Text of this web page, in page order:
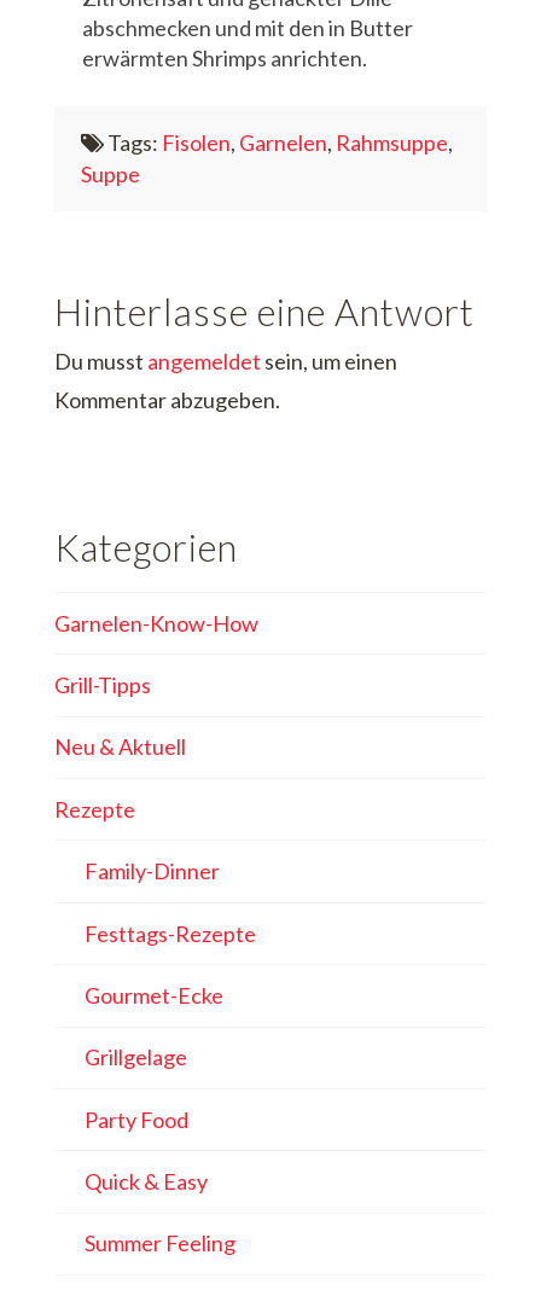
abschmecken und mit den in Butter
erwärmten Shrimps anrichten.
Tags: Fisolen, Garnelen, Rahmsuppe,
Suppe
Hinterlasse eine Antwort
Du musst angemeldet sein, um einen
Kommentar abzugeben.
Kategorien
Garnelen-Know-How
Grill-Tipps
Neu & Aktuell
Rezepte
Family-Dinner
Festtags-Rezepte
Gourmet-Ecke
Grillgelage
Party Food
Quick & Easy
Summer Feeling